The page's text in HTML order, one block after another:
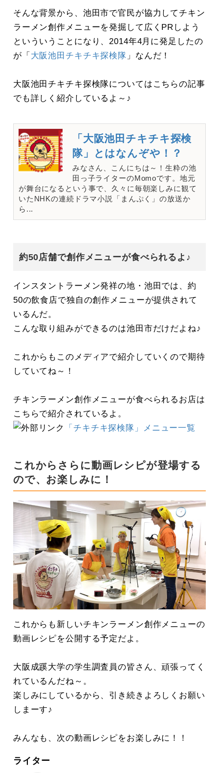
そんな背景から、池田市で官民が協力してチキン
ラーメン創作メニューを発掘して広くPRしよう
といういうことになり、2014年4月に発足したの
が「大阪池田チキチキ探検隊 」なんだ！
大阪池田チキチキ探検隊についてはこちらの記事
でも詳しく紹介しているよ～♪
「大阪池田チキチキ探検
隊」とはなんぞや！？
みなさん、こんにちは～！生粋の池
田っ子ライターのMomoです。地元
が舞台になるという事で、久々に毎朝楽しみに観て
いたNHKの連続ドラマ小説「まんぷく」の放送か
ら...
約50店舗で創作メニューが食べられるよ♪
インスタントラーメン発祥の地・池田では、約
50の飲食店で独自の創作メニューが提供されて
いるんだ。
こんな取り組みができるのは池田市だけだよね♪
これからもこのメディアで紹介していくので期待
していてね～！
チキンラーメン創作メニューが食べられるお店は
こちらで紹介されているよ。
「チキチキ探検隊」メニュー一覧
これからさらに動画レシピが登場する
ので、お楽しみに！
これからも新しいチキンラーメン創作メニューの
動画レシピを公開する予定だよ。
大阪成蹊大学の学生調査員の皆さん、頑張ってく
れているんだね～。
楽しみにしているから、引き続きよろしくお願い
しまーす♪
みんなも、次の動画レシピをお楽しみに！！
ライター